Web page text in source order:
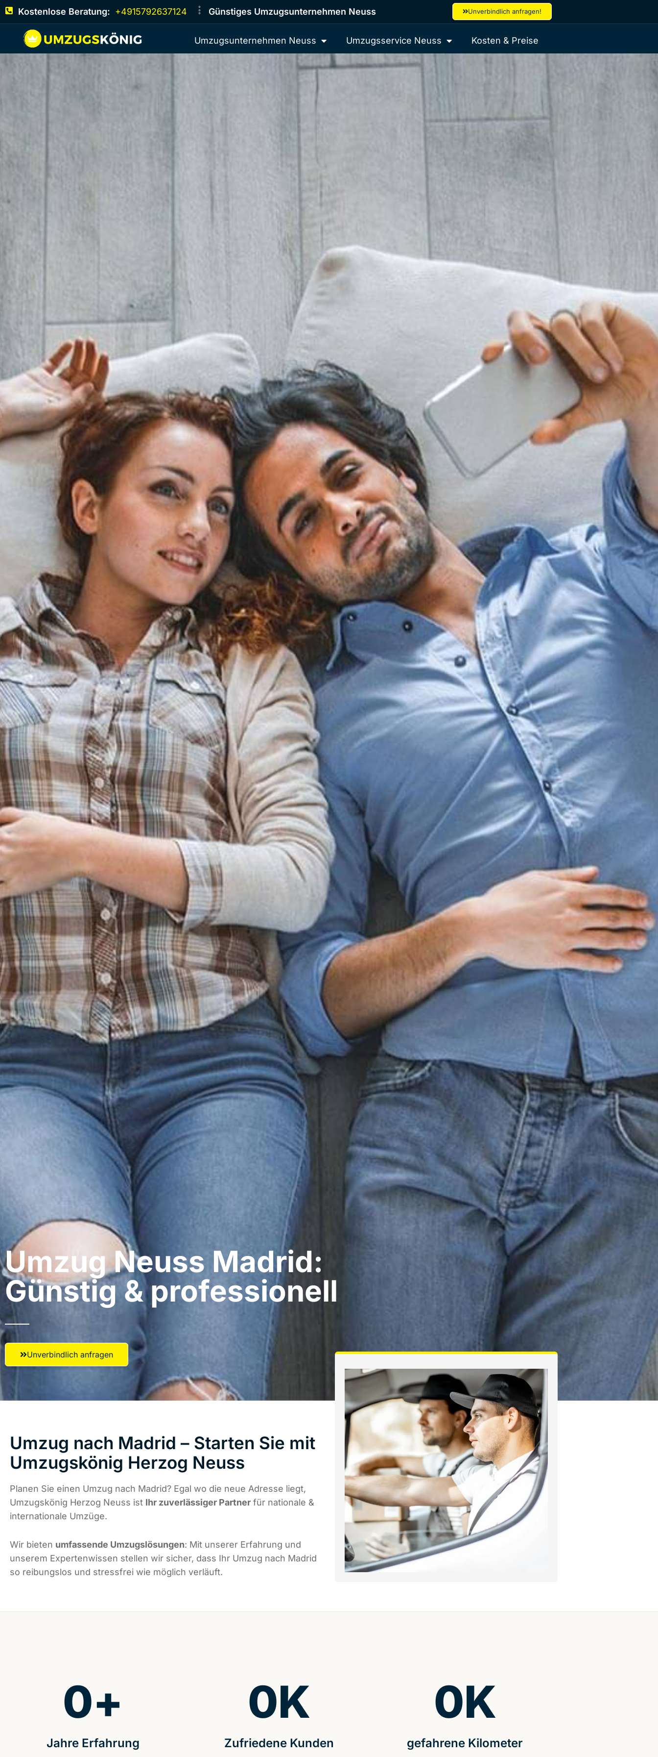
Kostenlose Beratung: +4915792637124 Günstiges Umzugsunternehmen Neuss Unverbindlich anfragen!
Umzugsunternehmen Neuss Umzugsservice Neuss Kosten & Preise
Umzug Neuss​ Madrid:
Günstig & professionell​
Unverbindlich anfragen
Umzug nach Madrid – Starten Sie mit
Umzugskönig Herzog Neuss
Planen Sie einen Umzug nach Madrid? Egal wo die neue Adresse liegt,
Umzugskönig Herzog Neuss ist Ihr zuverlässiger Partner für nationale &
internationale Umzüge.
Wir bieten umfassende Umzugslösungen: Mit unserer Erfahrung und
unserem Expertenwissen stellen wir sicher, dass Ihr Umzug nach Madrid
so reibungslos und stressfrei wie möglich verläuft.
Jahre Erfahrung
0+
Zufriedene Kunden
0K
gefahrene Kilometer
0K